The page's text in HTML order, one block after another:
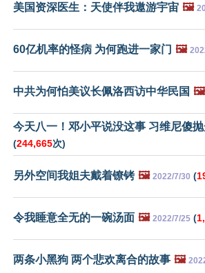
美国资深医生：天使伴我遨游宇宙 🖼️
60亿机率的怪病 为何跑进一家门 🖼️
中共为何怕美议长佩洛西访中华民国 🖼️
今天八一！邓小平说没这事 习维尼傻
(244,665次)
另外空间我姐夫戴着镣铐 🖼️ 2022/7/30 (
令我睡意全无的一碗汤面 🖼️ 2022/7/25 (
两条小黑狗 两个悲欢离合的故事 🖼️